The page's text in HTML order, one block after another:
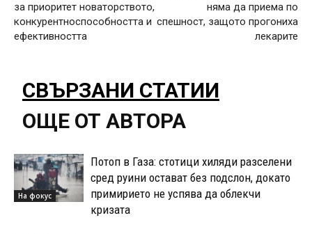
за приоритет новаторството,
конкурентноспособността и
ефективността
няма да приема по
спешност, защото прогониха
лекарите
СВЪРЗАНИ СТАТИИ
ОЩЕ ОТ АВТОРА
На фокус
Потоп в Газа: стотици хиляди разселени
сред руини остават без подслон, докато
примирието не успява да облекчи
кризата